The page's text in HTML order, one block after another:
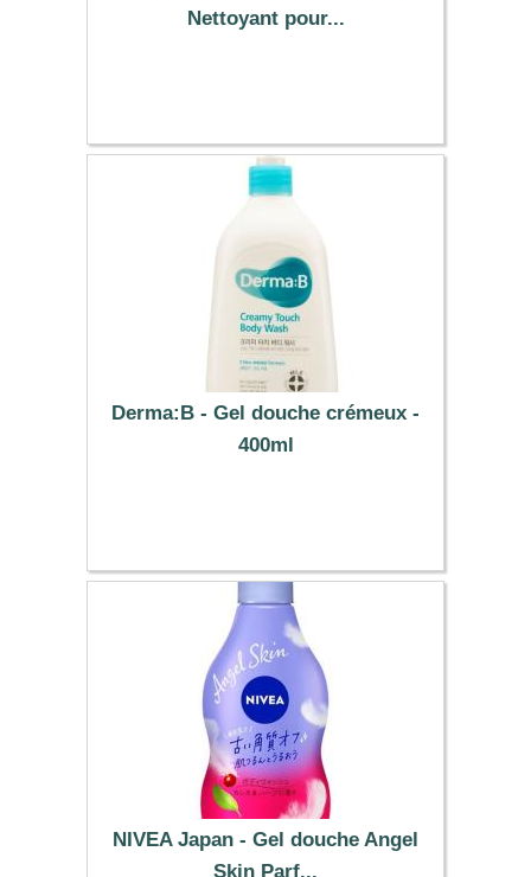
Nettoyant pour...
Derma:B - Gel douche crémeux -
400ml
NIVEA Japan - Gel douche Angel
Skin Parf...